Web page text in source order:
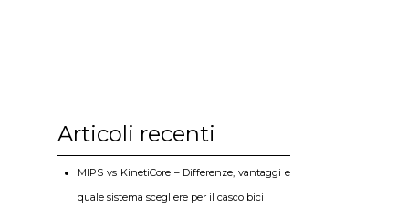
Articoli recenti
MIPS vs KinetiCore – Differenze, vantaggi e
quale sistema scegliere per il casco bici